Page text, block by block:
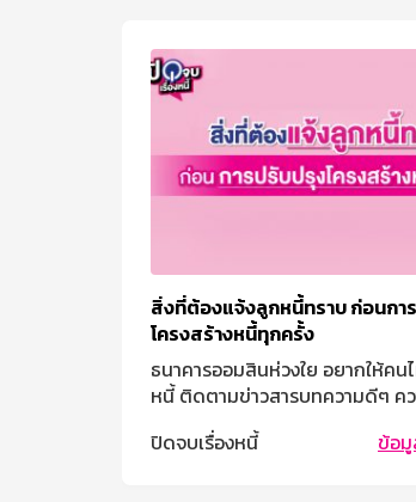
ปิดจบเรื่องหนี้ กับธนาคารออมสิน
ธนาคารออมสินห่วงใย อยากให้คนไ
หนี้ ติดตามข่าวสารบทความดีๆ ค
ข้อ